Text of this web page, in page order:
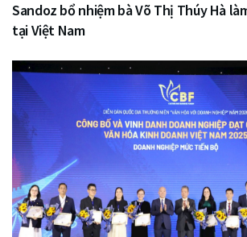
Sandoz bổ nhiệm bà Võ Thị Thúy Hà
tại Việt Nam